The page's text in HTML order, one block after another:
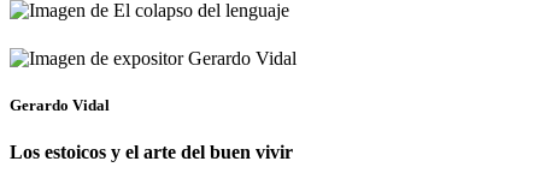
Gerardo Vidal
Los estoicos y el arte del buen vivir